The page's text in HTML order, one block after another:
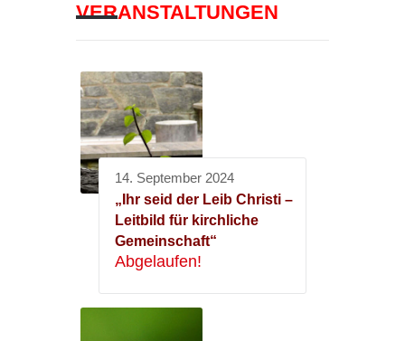
VERANSTALTUNGEN
14. September 2024
„Ihr seid der Leib Christi –
Leitbild für kirchliche
Gemeinschaft“
Abgelaufen!